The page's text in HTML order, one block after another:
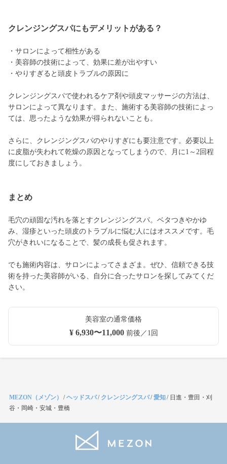
クレンジングスパにもデメリットがある？
・サロンによって相性がある
・美容師の技術によって、効果に差が出やすい
・やりすぎると頭皮トラブルの原因に
クレンジングスパで使われるケア剤や頭皮マッサージの方法は、
サロンによって異なります。また、施術する美容師の技術によっ
ては、思ったような効果が得られないことも。
さらに、クレンジングスパのやりすぎにも要注意です。必要以上
に皮脂が失われて乾燥の原因となってしまうので、月に1～2回程
度にしておきましょう。
まとめ
毛穴の頑固な汚れを落とすクレンジングスパ。ベタつきやかゆ
み、湿疹といった頭皮のトラブルに悩む人にはオススメです。毛
穴がきれいになることで、髪の成長も促されます。
でも施術内容は、サロンによってさまざま。ぜひ、信頼できる技
術を持った美容師がいる、自分に合ったサロンを探してみてくだ
さい。
美容室の通常価格
¥ 6,930〜11,000前後／1回
MEZON（メゾン） /ヘッドスパ/ クレンジングスパ/愛知/ 日進・豊田・刈
谷・岡崎・安城・豊橋